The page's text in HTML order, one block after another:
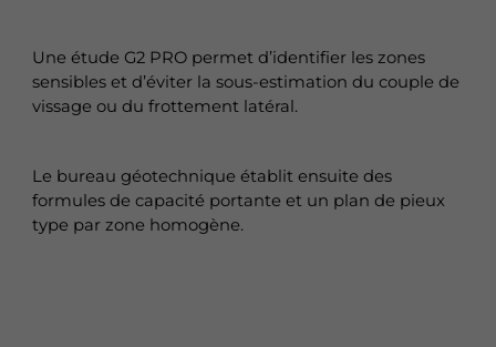
Une étude G2 PRO permet d’identifier les zones
sensibles et d’éviter la sous-estimation du couple de
vissage ou du frottement latéral.
Le bureau géotechnique établit ensuite des
formules de capacité portante et un plan de pieux
type par zone homogène.